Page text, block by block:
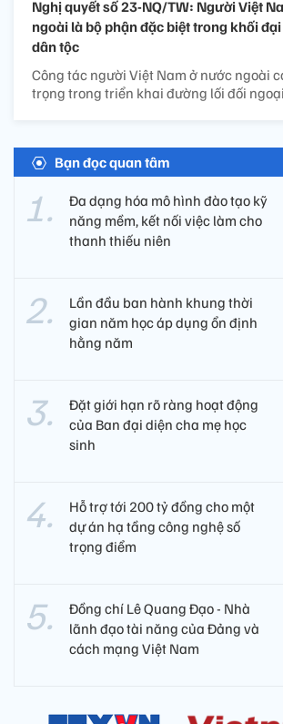
Nghị quyết số 23-NQ/TW: Người Việt
ngoài là bộ phận đặc biệt trong khối
dân tộc
Công tác người Việt Nam ở nước ngoài
trọng trong triển khai đường lối đối
Bạn đọc quan tâm
Đa dạng hóa mô hình đào tạo kỹ
năng mềm, kết nối việc làm cho
thanh thiếu niên
Lần đầu ban hành khung thời
gian năm học áp dụng ổn định
hằng năm
Đặt giới hạn rõ ràng hoạt động
của Ban đại diện cha mẹ học
sinh
Hỗ trợ tới 200 tỷ đồng cho một
dự án hạ tầng công nghệ số
trọng điểm
Đồng chí Lê Quang Đạo - Nhà
lãnh đạo tài năng của Đảng và
cách mạng Việt Nam​